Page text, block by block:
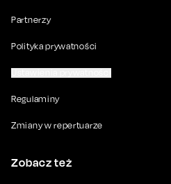
Partnerzy
Polityka prywatności
Regulaminy
Zmiany w repertuarze
Zobacz też